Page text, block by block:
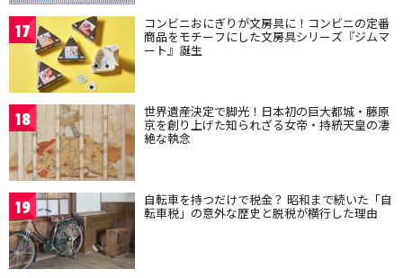
17 コンビニおにぎりが文房具に！コンビニの定番
商品をモチーフにした文房具シリーズ『ジムマ
ート』誕生
18 世界遺産決定で脚光！日本初の巨大都城・藤原
京を創り上げた知られざる女帝・持統天皇の凄
絶な執念
19 自転車を持つだけで税金？ 昭和まで続いた「自
転車税」の意外な歴史と脱税が横行した理由